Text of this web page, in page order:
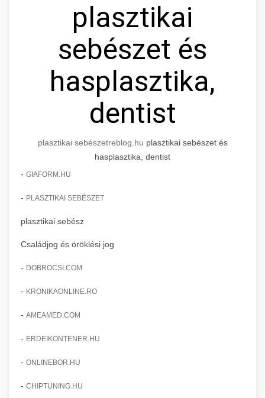
plasztikai
sebészet és
hasplasztika,
dentist
plasztikai sebészetreblog.hu plasztikai sebészet és
hasplasztika, dentist
- GIAFORM.HU
- PLASZTIKAI SEBÉSZET
plasztikai sebész
Családjog és öröklési jog
- DOBROCSI.COM
- KRONIKAONLINE.RO
- AMEAMED.COM
- ERDEIKONTENER.HU
- ONLINEBOR.HU
- CHIPTUNING.HU